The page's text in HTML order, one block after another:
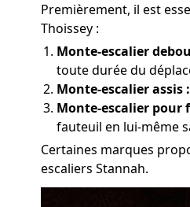
Premièrement, il est
Thoissey :
Monte-escalier
toute durée du
Monte-escalier assis :
Monte-escalier
fauteuil en lui-même
Certaines marques
escaliers Stannah.